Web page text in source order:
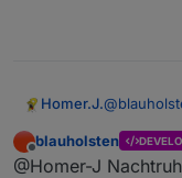
Homer.J.@
benötige,
die
Offline
blauholsten
@Homer-J